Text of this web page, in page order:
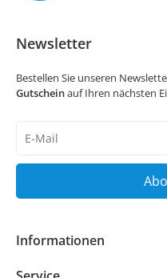
Newsletter
Bestellen Sie unseren
Gutscheinauf Ihren nächsten
Honig
Informationen